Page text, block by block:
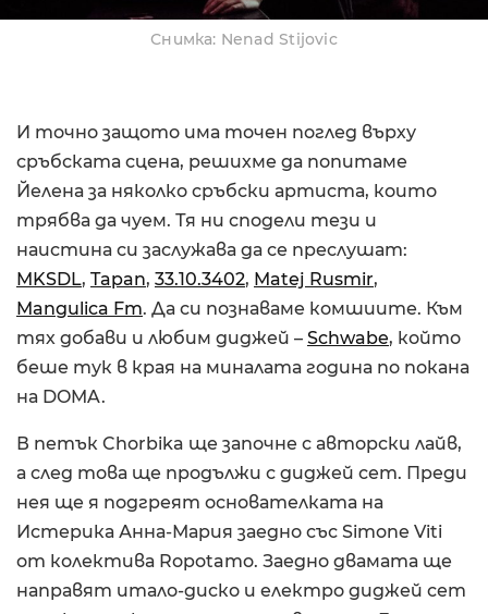
Снимка: Nenad Stijovic
И точно защото има точен поглед върху
сръбската сцена, решихме да попитаме
Йелена за няколко сръбски артиста, които
трябва да чуем. Тя ни сподели тези и
наистина си заслужава да се преслушат:
MKSDL, Tapan, 33.10.3402, Matej Rusmir,
Mangulica Fm. Да си познаваме комшиите. Към
тях добави и любим диджей – Schwabe, който
беше тук в края на миналата година по покана
на DOMA.
В петък Chorbika ще започне с авторски лайв,
а след това ще продължи с диджей сет. Преди
нея ще я подгреят основателката на
Истерика Анна-Мария заедно със Simone Viti
от колектива Ropotamo. Заедно двамата ще
направят итало-диско и електро диджей сет